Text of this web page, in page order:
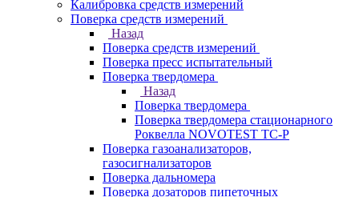
Калибровка средств измерений
Поверка средств измерений
Назад
Поверка средств измерений
Поверка пресс испытательный
Поверка твердомера
Назад
Поверка твердомера
Поверка твердомера стационарного
Роквелла NOVOTEST TС-Р
Поверка газоанализаторов,
газосигнализаторов
Поверка дальномера
Поверка дозаторов пипеточных